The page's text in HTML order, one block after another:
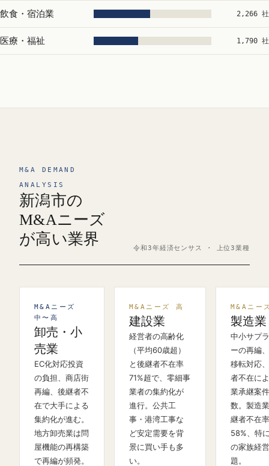
飲食・宿泊業 2,266 社
医療・福祉 1,790 社
M&A DEMAND
ANALYSIS
新潟市の
M&Aニーズ
が高い業界
令和3年経済センサス · 上位3業種
M&Aニーズ
中〜高
卸売・小
売業
EC化対応投資
の負担、商店街
再編、後継者不
在で大手による
集約化が進む。
地方卸売業は問
屋機能の再構築
で再編が頻発。
M&Aニーズ 高
建設業
経営者の高齢化
（平均60歳超）
と後継者不在率
71%超で、零細事
業者の集約化が
進行。公共工
事・港湾工事な
ど安定需要を背
景に買い手も多
い。
M&Aニー
製造業
中小サプ
ーの再編
移転対応
者不在に
業承継案
数。製造
継者不在
58%、特
の家族経
題。